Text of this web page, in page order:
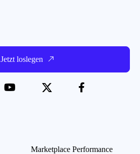
Jetzt loslegen
Marketplace Performance